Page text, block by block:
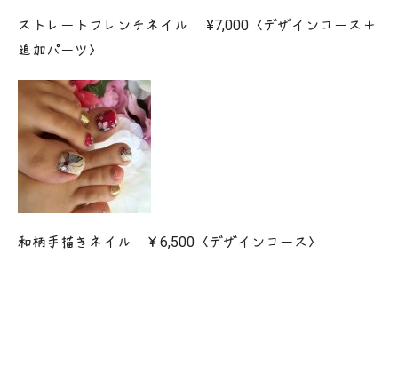
ストレートフレンチネイル ¥7,000〈デザインコース＋
追加パーツ〉
和柄手描きネイル ￥6,500〈デザインコース〉